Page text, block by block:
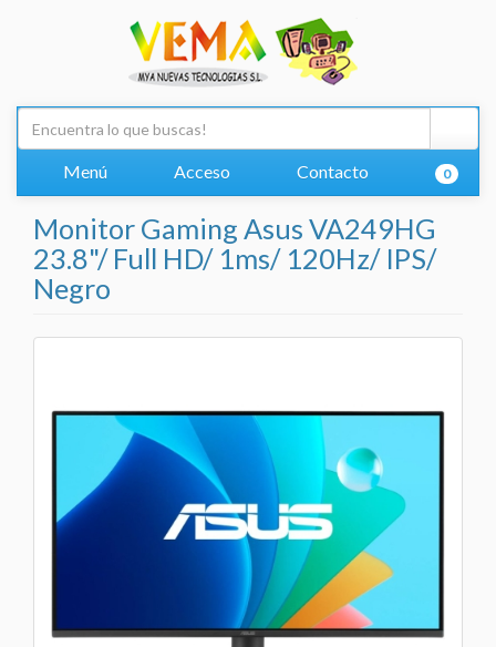
Menú Acceso Contacto 0
Monitor Gaming Asus VA249HG
23.8"/ Full HD/ 1ms/ 120Hz/ IPS/
Negro